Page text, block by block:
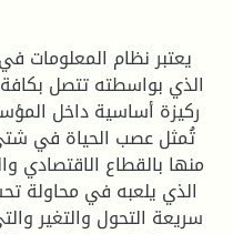
يعتبر نظام المعلومات
الذي بواسطته تتصل
ركيزة أساسية داخل
تُمثل عصب الحياة في
منها بالقطاع الاقتصادي
الذي يلعبه في محاولة
سريعة التحول والتغير